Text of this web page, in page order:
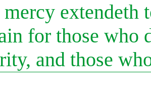
extendeth
for those who
and those